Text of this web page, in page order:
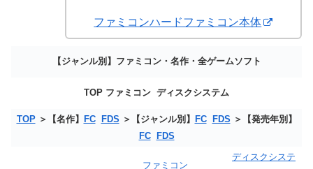
ファミコンハードファミコン本体
【ジャンル別】ファミコン・名作・全ゲームソフト
TOP ファミコン ディスクシステム
TOP＞【名作】 FC FDS ＞【ジャンル別】 FC FDS ＞【発売年別】
FC
FDS
ファミコン
ディスクシステ